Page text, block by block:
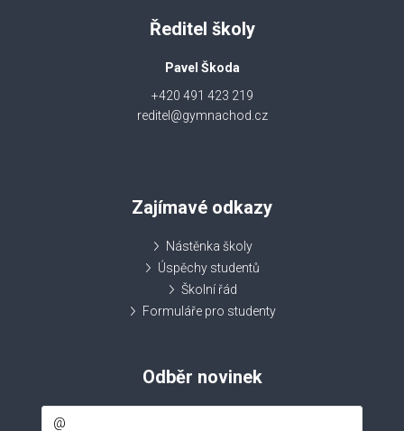
Ředitel školy
Pavel Škoda
+420 491 423 219
reditel@gymnachod.cz
Zajímavé odkazy
Nástěnka školy
Úspěchy studentů
Školní řád
Formuláře pro studenty
Odběr novinek